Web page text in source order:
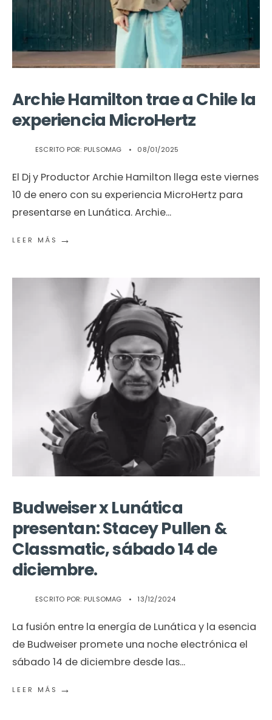
Archie Hamilton trae a Chile la
experiencia MicroHertz
ESCRITO POR: PULSOMAG • 08/01/2025
El Dj y Productor Archie Hamilton llega este viernes
10 de enero con su experiencia MicroHertz para
presentarse en Lunática. Archie...
LEER MÁS →
Budweiser x Lunática
presentan: Stacey Pullen &
Classmatic, sábado 14 de
diciembre.
ESCRITO POR: PULSOMAG • 13/12/2024
La fusión entre la energía de Lunática y la esencia
de Budweiser promete una noche electrónica el
sábado 14 de diciembre desde las...
LEER MÁS →